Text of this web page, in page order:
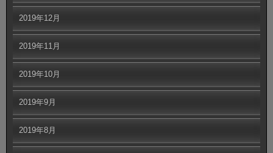
2019年12月
2019年11月
2019年10月
2019年9月
2019年8月